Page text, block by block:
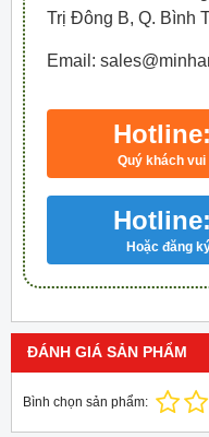
Trị Đông B, Q. Bình
Email:
Quý khách vui
Hoặc đăng
ĐÁNH GIÁ SẢN PHẨM
Bình chọn sản phẩm: